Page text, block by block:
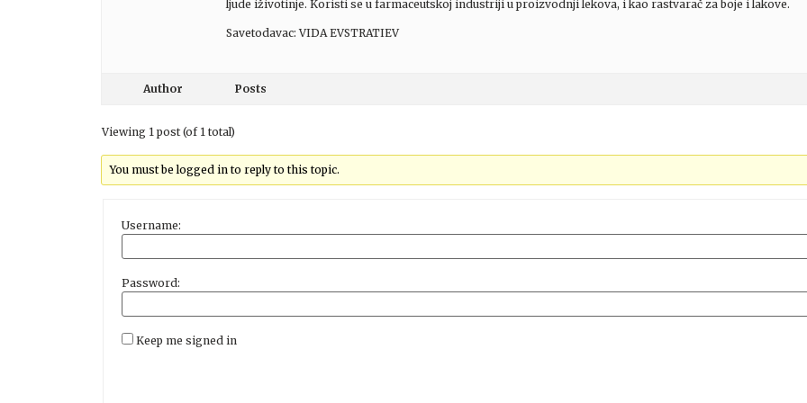
ljude iživotinje. Koristi se u farmaceutskoj industriji u proizvodnji lekova, i kao rastvarač za boje i lakove.
Savetodavac: VIDA EVSTRATIEV
Author Posts
Viewing 1 post (of 1 total)
You must be logged in to reply to this topic.
Username:
Password:
Keep me signed in